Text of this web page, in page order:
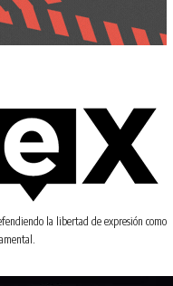
la libertad de expresión como